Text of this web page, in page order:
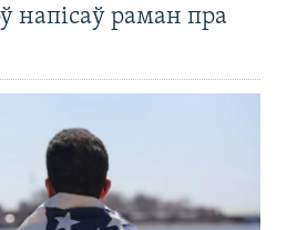
напісаў раман пра